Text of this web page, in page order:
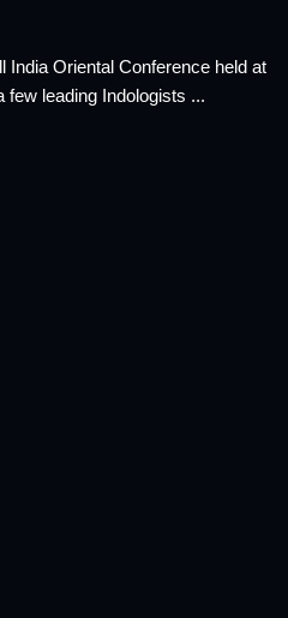
India Oriental Conference held at
few leading Indologists ...